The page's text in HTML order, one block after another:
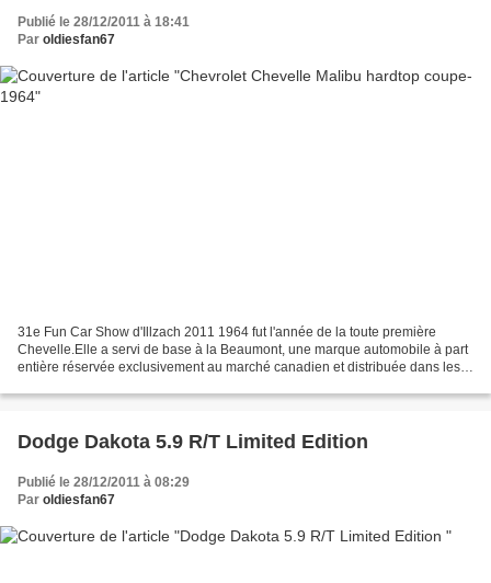
Publié le 28/12/2011 à 18:41
Par oldiesfan67
31e Fun Car Show d'Illzach 2011 1964 fut l'année de la toute première
Chevelle.Elle a servi de base à la Beaumont, une marque automobile à part
entière réservée exclusivement au marché canadien et distribuée dans les
Dodge Dakota 5.9 R/T Limited Edition
Publié le 28/12/2011 à 08:29
Par oldiesfan67